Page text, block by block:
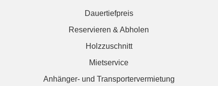
Dauertiefpreis
Reservieren & Abholen
Holzzuschnitt
Mietservice
Anhänger- und Transportervermietung